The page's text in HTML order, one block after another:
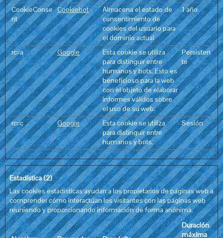
CookieConse
nt
Cookiebot
Almacena el estado de
consentimiento de
cookies del usuario para
el dominio actual
1 año
rc::a Google
Esta cookie se utiliza
para distinguir entre
humanos y bots. Esto es
beneficioso para la web
con el objeto de elaborar
informes válidos sobre
el uso de su web.
Persisten
te
rc::c Google
Esta cookie se utiliza
para distinguir entre
humanos y bots.
Sesión
Estadística (2)
Las cookies estadísticas ayudan a los propietarios de páginas web a
comprender cómo interactúan los visitantes con las páginas web
reuniendo y proporcionando información de forma anónima.
Duración
máxima